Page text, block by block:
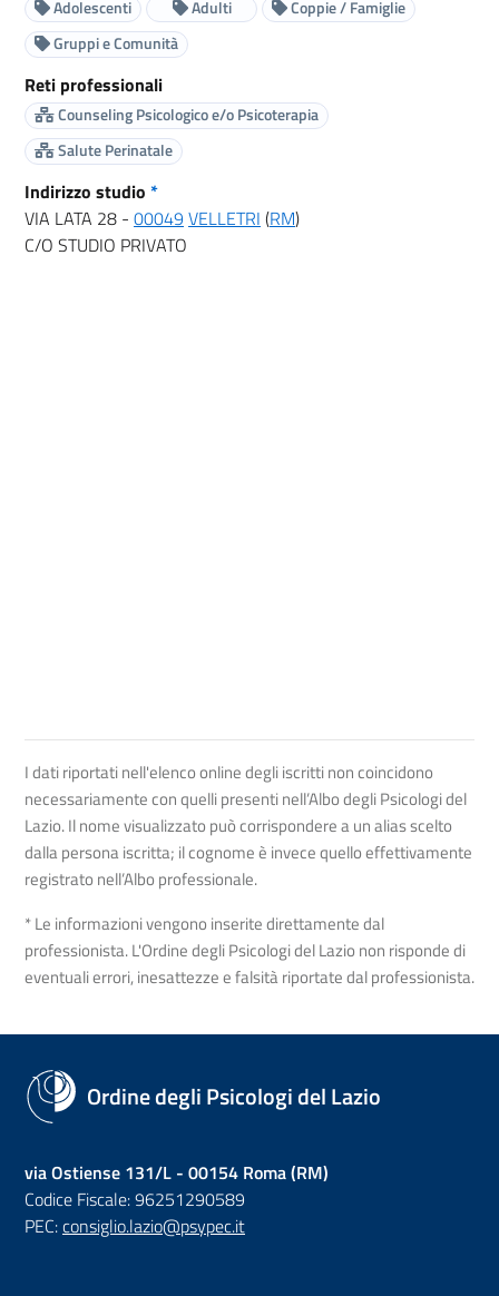
Adolescenti Adulti
Coppie / Famiglie
Gruppi e Comunità
Reti professionali
Counseling Psicologico e/o Psicoterapia
Salute Perinatale
Indirizzo studio *
VIA LATA 28 - 00049 VELLETRI (RM)
C/O STUDIO PRIVATO
I dati riportati nell'elenco online degli iscritti non coincidono
necessariamente con quelli presenti nell’Albo degli Psicologi del
Lazio. Il nome visualizzato può corrispondere a un alias scelto
dalla persona iscritta; il cognome è invece quello effettivamente
registrato nell’Albo professionale.
* Le informazioni vengono inserite direttamente dal
professionista. L'Ordine degli Psicologi del Lazio non risponde di
eventuali errori, inesattezze e falsità riportate dal professionista.
Ordine degli Psicologi del Lazio
via Ostiense 131/L - 00154 Roma (RM)
Codice Fiscale: 96251290589
PEC:consiglio.lazio@psypec.it